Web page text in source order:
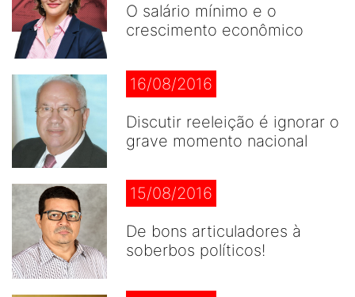
O salário mínimo e o
crescimento econômico
16/08/2016
Discutir reeleição é ignorar o
grave momento nacional
15/08/2016
De bons articuladores à
soberbos políticos!